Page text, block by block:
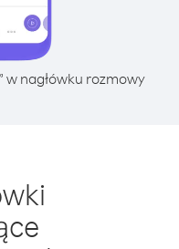
w nagłówku rozmowy